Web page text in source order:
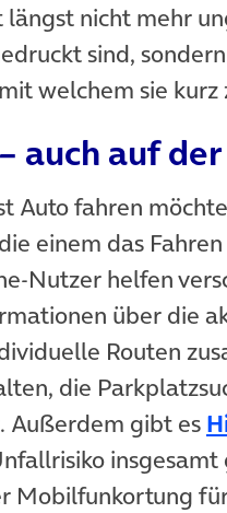
längst nicht mehr
sind,
welchem sie
auch auf
Auto fahren
einem das
Nutzer helfen
über die
Routen
die
Außerdem gibt es
Mobilfunkortung